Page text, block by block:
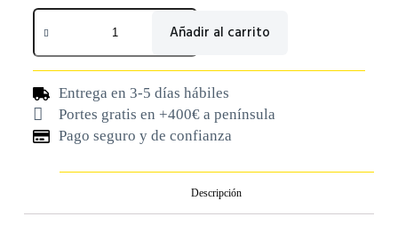
Añadir al carrito
Entrega en 3-5 días hábiles
Portes gratis en +400€ a península
Pago seguro y de confianza
Descripción